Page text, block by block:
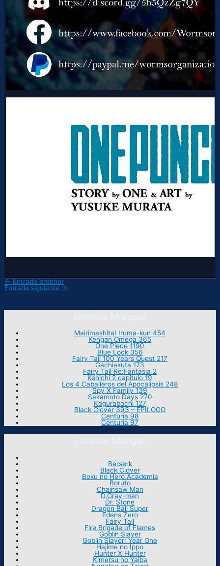
← Entrada anterior
Entrada siguiente →
Últimos Mangas
Mairimashita! Iruma-kun 454
Kengan Omega 365
One Piece 1190
Blue Lock 356
Fairy Tail 100 Years Quest 217
Gachiakuta 173
Fairy Tail Re:Fantasia 2
Kenichi 2 capitulo 19
Los 4 Caballeros del Apocalipsis 248
Spy X Family 139
Sakamoto Days 270
Kagurabachi 127
Black Clover 393 – EPILOGO
Centuria 98
Centuria 97
Lista de Mangas
Berserk
Black Clover
Boku no Hero Academia
Boruto
Chainsaw Man
D.Gray-man
Dr. Stone
Dragon Ball Super
Edens Zero
Fairy Tail
Fire Brigade of Flames
Goblin Slayer
Goblin Slayer: Year One
Hajime no Ippo
Hunter X Hunter
Kimetsu no Yaiba